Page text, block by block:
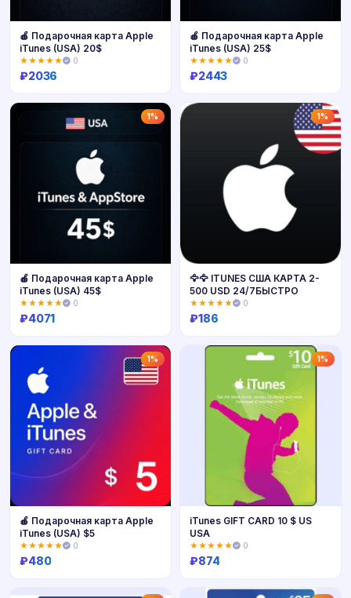
Купить
🍎 Подарочная карта Apple
iTunes (USA) 20$
★★★★★ 0
₽2036
🍎 Подарочная карта Apple
iTunes (USA) 25$
★★★★★ 0
₽2443
1%
🍎 Подарочная карта Apple
iTunes (USA) 45$
★★★★★ 0
₽4071
1%
Купить
🦅🦅 ITUNES США КАРТА 2-
500 USD 24/7БЫСТРО
★★★★★ 0
₽186
1%
🍎 Подарочная карта Apple
iTunes (USA) $5
★★★★★ 0
₽480
1%
iTunes GIFT CARD 10 $ US
USA
★★★★★ 0
₽874